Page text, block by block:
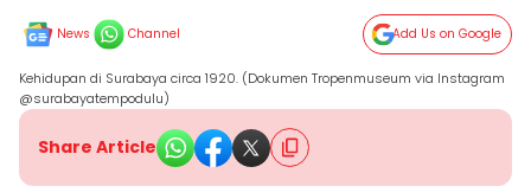
News Channel Add Us on Google
Kehidupan di Surabaya circa 1920. (Dokumen Tropenmuseum via Instagram
@surabayatempodulu)
Share Article